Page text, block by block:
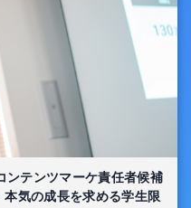
ンテンツマーケ責任者候補
気の成長を求める学生限